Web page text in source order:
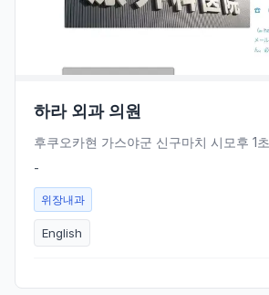
하라 외과 의원
후쿠오카현 가스야군 신구마치 시모후 1
-
위장내과
English